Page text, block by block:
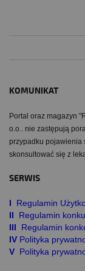
KOMUNIKAT
Portal oraz magazyn
o.o.. nie zastępują
przypadku pojawienia
skonsultować się z
SERWIS
I Regulamin
II
Regulamin
III
Regulamin
IV Polityka
V Polityka